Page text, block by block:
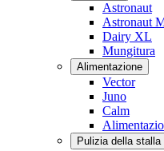
Astronaut
Astronaut
Dairy XL
Mungitura
Alimentazione
Vector
Juno
Calm
Pulizia della stalla